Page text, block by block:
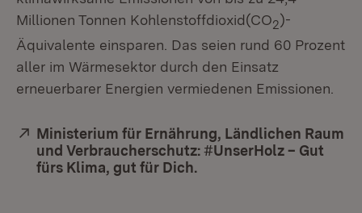
Millionen Tonnen Kohlenstoffdioxid(CO2)-
Äquivalente einsparen. Das seien rund 60 Prozent
aller im Wärmesektor durch den Einsatz
erneuerbarer Energien vermiedenen Emissionen.
Extern:
Ministerium für Ernährung, Ländlichen Raum
und Verbraucherschutz: #UnserHolz – Gut
fürs Klima, gut für Dich.